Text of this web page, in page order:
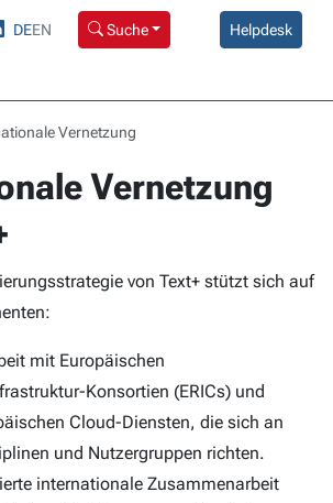
DEEN Suche Helpdesk
Vernetzung
Vernetzung
Vernetzung
von Text+ stützt sich auf
mit Europäischen
Konsortien (ERICs) und
Cloud-Diensten, die sich an
und Nutzergruppen richten.
internationale Zusammenarbeit